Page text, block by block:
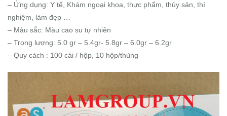
– Ứng dụng: Y tế, Khám ngoại khoa, thực phẩm, thủy sản, thí
nghiệm, làm đẹp …
– Màu sắc: Màu cao su tự nhiên
– Trọng lượng: 5.0 gr – 5.4gr- 5.8gr – 6.0gr – 6.2gr
– Quy cách : 100 cái / hộp, 10 hộp/thùng